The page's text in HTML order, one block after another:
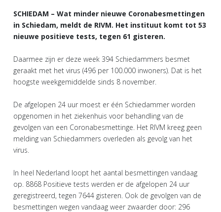
SCHIEDAM – Wat minder nieuwe Coronabesmettingen
in Schiedam, meldt de RIVM. Het instituut komt tot 53
nieuwe positieve tests, tegen 61 gisteren.
Daarmee zijn er deze week 394 Schiedammers besmet
geraakt met het virus (496 per 100.000 inwoners). Dat is het
hoogste weekgemiddelde sinds 8 november.
De afgelopen 24 uur moest er één Schiedammer worden
opgenomen in het ziekenhuis voor behandling van de
gevolgen van een Coronabesmettinge. Het RIVM kreeg geen
melding van Schiedammers overleden als gevolg van het
virus.
In heel Nederland loopt het aantal besmettingen vandaag
op. 8868 Positieve tests werden er de afgelopen 24 uur
geregistreerd, tegen 7644 gisteren. Ook de gevolgen van de
besmettingen wegen vandaag weer zwaarder door: 296